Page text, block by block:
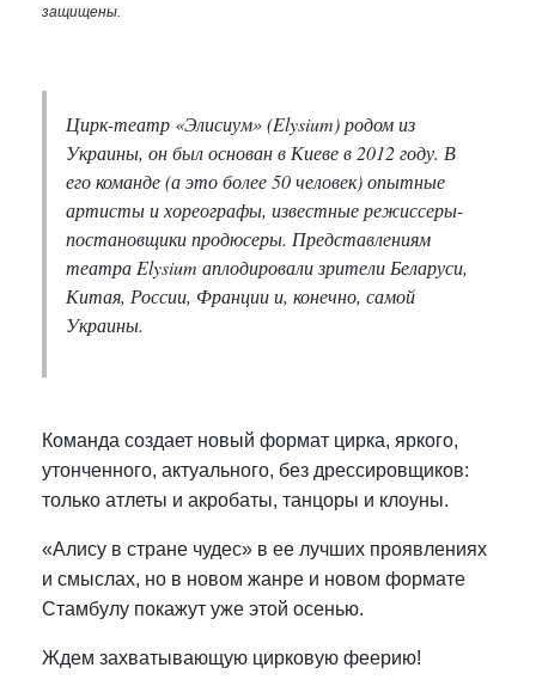
защищены.
Цирк-театр «Элисиум» (Elysium) родом из
Украины, он был основан в Киеве в 2012 году. В
его команде (а это более 50 человек) опытные
артисты и хореографы, известные режиссеры-
постановщики продюсеры. Представлениям
театра Elysium аплодировали зрители Беларуси,
Китая, России, Франции и, конечно, самой
Украины.
Команда создает новый формат цирка, яркого,
утонченного, актуального, без дрессировщиков:
только атлеты и акробаты, танцоры и клоуны.
«Алису в стране чудес» в ее лучших проявлениях
и смыслах, но в новом жанре и новом формате
Стамбулу покажут уже этой осенью.
Ждем захватывающую цирковую феерию!